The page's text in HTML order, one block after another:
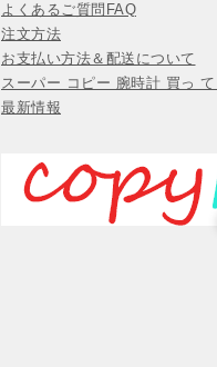
よくあるご質問FAQ
注文方法
お支払い方法＆配送について
スーパー コピー 腕時計 買っ
最新情報